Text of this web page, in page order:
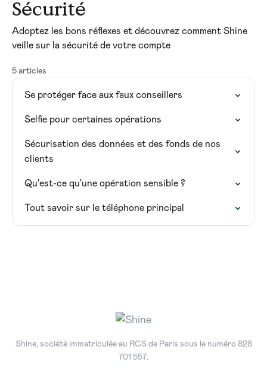
Sécurité
Adoptez les bons réflexes et découvrez comment Shine
veille sur la sécurité de votre compte
5 articles
Se protéger face aux faux conseillers
Selfie pour certaines opérations
Sécurisation des données et des fonds de nos
clients
Qu'est-ce qu'une opération sensible ?
Tout savoir sur le téléphone principal
Shine, société immatriculée au RCS de Paris sous le numéro 828
701 557.